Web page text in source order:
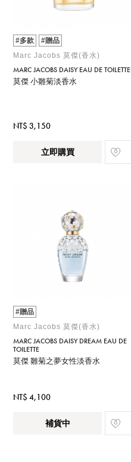
#多款
#贈品
Marc Jacobs 莫傑(香水)
MARC JACOBS DAISY EAU DE TOILETTE
莫傑 小雛菊淡香水
NT$ 3,150
立即購買
#贈品
Marc Jacobs 莫傑(香水)
MARC JACOBS DAISY DREAM EAU DE
TOILETTE
莫傑 雛菊之夢女性淡香水
NT$ 4,100
補貨中